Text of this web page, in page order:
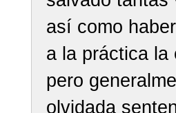
así como
a la práctica la
pero
olvidada